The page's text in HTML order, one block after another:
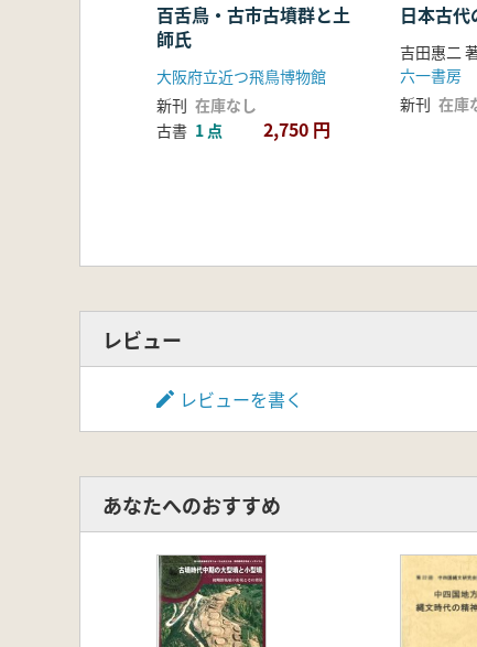
百舌鳥・古市古墳群と土
師氏
大阪府立近つ飛鳥博物館
新刊 在庫なし
古書 1 点 2,750 円
日本古
吉田惠二
六一書房
新刊 在庫
レビュー
レビューを書く
あなたへのおすすめ